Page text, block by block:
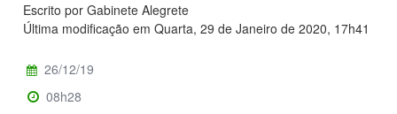
Escrito por Gabinete Alegrete
Última modificação em Quarta, 29 de Janeiro de 2020, 17h41
26/12/19
08h28